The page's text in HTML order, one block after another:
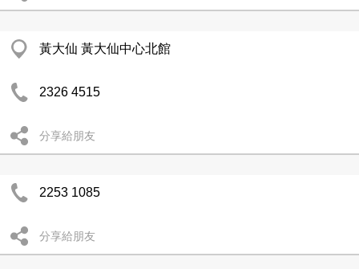
黃大仙 黃大仙中心北館
2326 4515
分享給朋友
2253 1085
分享給朋友